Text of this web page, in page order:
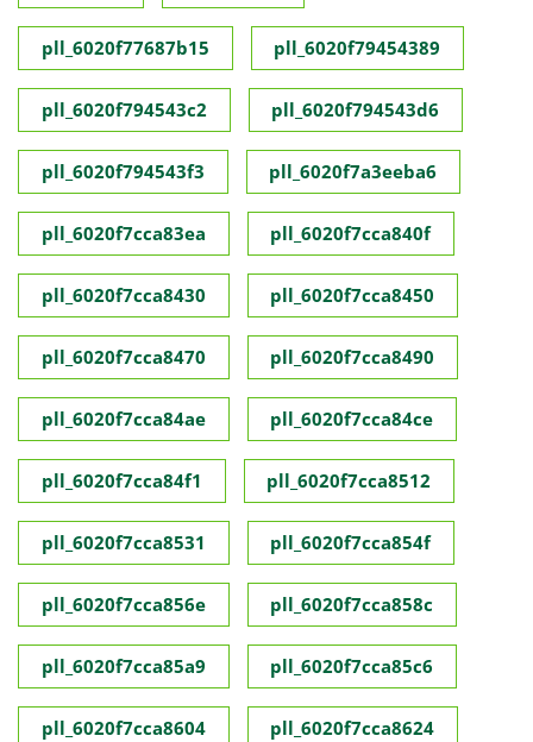
pll_6020f77687b15 pll_6020f79454389
pll_6020f794543c2 pll_6020f794543d6
pll_6020f794543f3 pll_6020f7a3eeba6
pll_6020f7cca83ea pll_6020f7cca840f
pll_6020f7cca8430 pll_6020f7cca8450
pll_6020f7cca8470 pll_6020f7cca8490
pll_6020f7cca84ae pll_6020f7cca84ce
pll_6020f7cca84f1 pll_6020f7cca8512
pll_6020f7cca8531 pll_6020f7cca854f
pll_6020f7cca856e pll_6020f7cca858c
pll_6020f7cca85a9 pll_6020f7cca85c6
pll_6020f7cca8604 pll_6020f7cca8624